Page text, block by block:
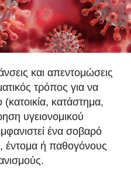
και απεντομώσεις
τρόπος για να
κατάστημα,
υγειονομικού
ένα σοβαρό
έντομα ή παθογόνους